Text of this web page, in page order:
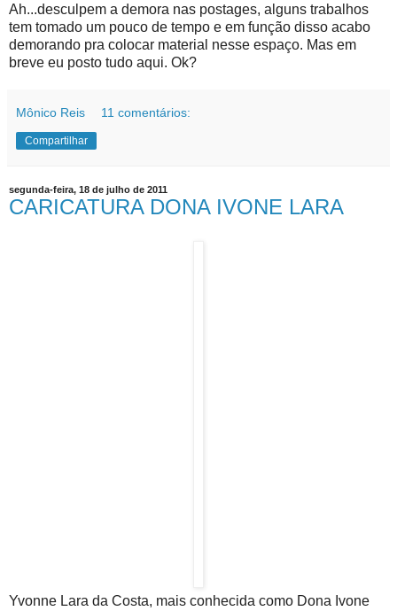
Ah...desculpem a demora nas postages, alguns trabalhos
tem tomado um pouco de tempo e em função disso acabo
demorando pra colocar material nesse espaço. Mas em
breve eu posto tudo aqui. Ok?
Mônico Reis 11 comentários:
Compartilhar
segunda-feira, 18 de julho de 2011
CARICATURA DONA IVONE LARA
Yvonne Lara da Costa, mais conhecida como Dona Ivone